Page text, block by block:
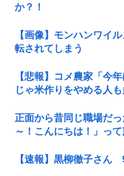
か？！
【画像】モンハンワイ
転されてしまう
【悲報】コメ農家「今
じゃ米作りをやめる人
正面から昔同じ職場だ
～！こんにちは！」っ
【速報】黒柳徹子さん